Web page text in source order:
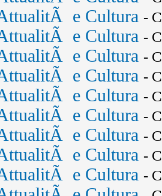
e Cultura -
e Cultura -
e Cultura -
e Cultura -
e Cultura -
e Cultura -
e Cultura -
e Cultura -
e Cultura -